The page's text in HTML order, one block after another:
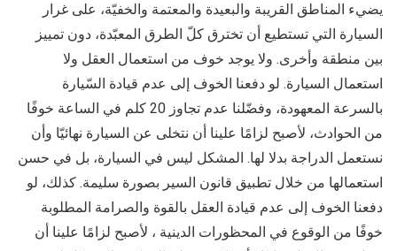
يضيء المناطق القريبة والبعيدة والمعتمة والخفيّة، على غرار
السيارة التي تستطيع أن تخترق كلّ الطرق المعبّدة، دون تمييز
بين منطقة وأخرى. ولا يوجد خوف من استعمال العقل ولا
استعمال السيارة. لو دفعنا الخوف إلى عدم قيادة السّيارة
بالسرعة المعهودة، وفضّلنا عدم تجاوز 20 كلم في الساعة خوفًا
من الحوادث، لأصبح لزامًا علينا أن نتخلى عن السيارة نهائيّا وأن
نستعمل الدراجة بدلا لها. المشكل ليس في السيارة، بل في حسن
استعمالها من خلال تطبيق قانون السير بصورة سليمة. كذلك، لو
دفعنا الخوف إلى عدم قيادة العقل بالقوة والصرامة المطلوبة
خوفًا من الوقوع في المحظورات الدينية ، لأصبح لزامًا علينا أن